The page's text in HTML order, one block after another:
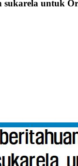
sukarela untuk